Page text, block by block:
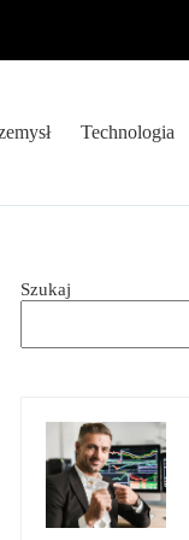
Technologia
Szukaj